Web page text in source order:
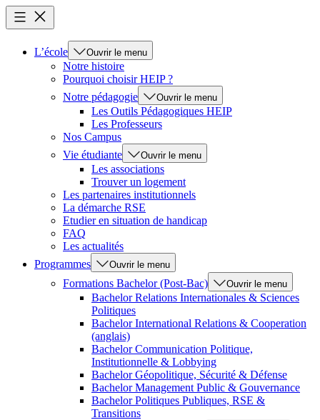
L’école Ouvrir le menu
Notre histoire
Pourquoi choisir HEIP ?
Notre pédagogie
Ouvrir le menu
Les Outils Pédagogiques HEIP
Les Professeurs
Nos Campus
Vie étudiante
Ouvrir le menu
Les associations
Trouver un logement
Les partenaires institutionnels
La démarche RSE
Etudier en situation de handicap
FAQ
Les actualités
Programmes
Ouvrir le menu
Formations Bachelor (Post-Bac) Ouvrir le menu
Bachelor Relations Internationales & Sciences
Politiques
Bachelor International Relations & Cooperation
(anglais)
Bachelor Communication Politique,
Institutionnelle & Lobbying
Bachelor Géopolitique, Sécurité & Défense
Bachelor Management Public & Gouvernance
Bachelor Politiques Publiques, RSE &
Transitions